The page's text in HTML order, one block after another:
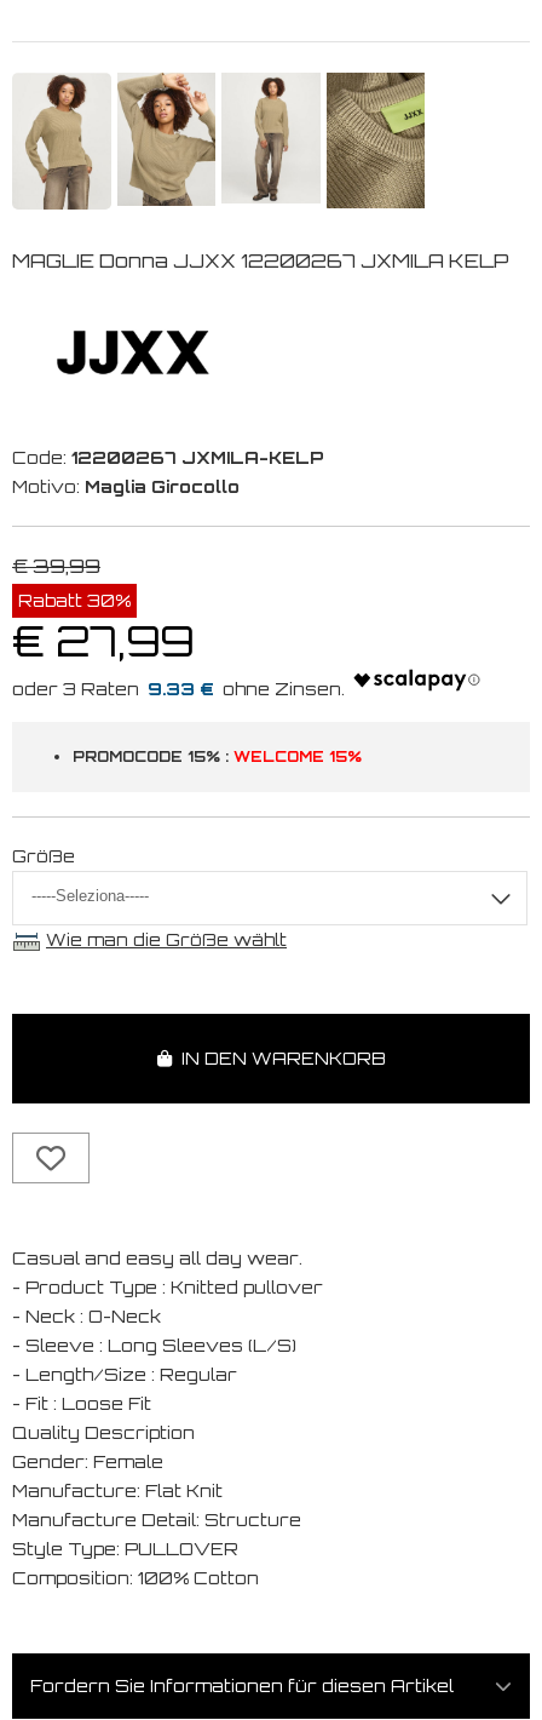
MAGLIE Donna JJXX 12200267 JXMILA KELP
Code: 12200267 JXMILA-KELP
Motivo: Maglia Girocollo
€ 39,99
Rabatt 30%
€ 27,99
9.33 €
PROMOCODE 15% : WELCOME 15%
Größe
Wie man die Größe wählt
IN DEN WARENKORB
Casual and easy all day wear.
- Product Type : Knitted pullover
- Neck : O-Neck
- Sleeve : Long Sleeves (L/S)
- Length/Size : Regular
- Fit : Loose Fit
Quality Description
Gender: Female
Manufacture: Flat Knit
Manufacture Detail: Structure
Style Type: PULLOVER
Composition: 100% Cotton
Fordern Sie Informationen für diesen Artikel